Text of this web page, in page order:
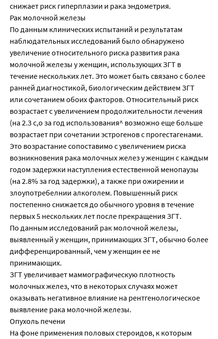
снижает риск гиперплазии и рака эндометрия.
Рак молочной железы
По данным клинических испытаний и результатам
наблюдательных исследований было обнаружено
увеличение относительного риска развития рака
молочной железы у женщин, использующих ЗГТ в
течение нескольких лет. Это может быть связано с более
ранней диагностикой, биологическим действием ЗГТ
или сочетанием обоих факторов. Относительный риск
возрастает с увеличением продолжительности лечения
(на 2.3 с,о за год использования^ возможно еще больше
возрастает при сочетании эстрогенов с прогестагенами.
Это возрастание сопоставимо с увеличением риска
возникновения рака молочных желез у женщин с каждым
годом задержки наступления естественной менопаузы
(на 2.8% за год задержки), а также при ожирении и
злоупотребелнии алкоголем. Повышенный риск
постепенно снижается до обычного уровня в течение
первых 5 нескольких лет после прекращения ЗГТ.
По данным исследований рак молочной железы,
выявленный у женщин, принимающих ЗГТ, обычно более
дифференцированный, чем у женщин ее не
принимающих.
ЗГТ увеличивает маммографическую плотность
молочных желез, что в некоторых случаях может
оказывать негативное влияние на рентгенологическое
выявление рака молочной железы.
Опухоль печени
На фоне применения половых стероидов, к которым